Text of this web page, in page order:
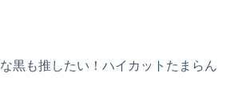
黒も推したい！ハイカットたまらん